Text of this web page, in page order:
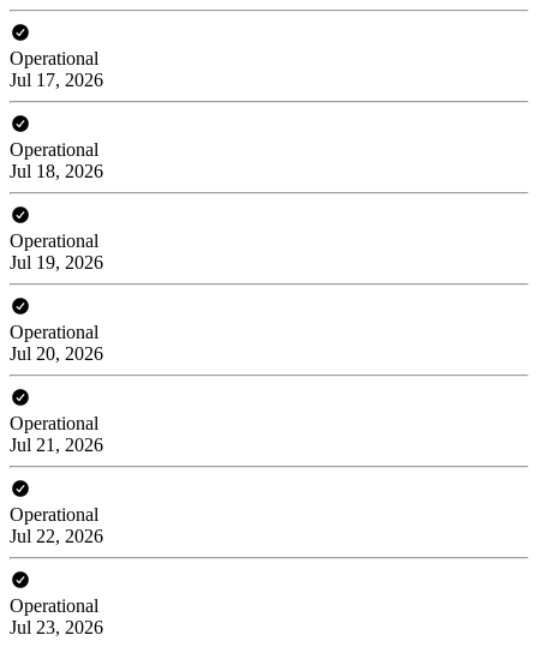
Operational
Jul 17, 2026
Operational
Jul 18, 2026
Operational
Jul 19, 2026
Operational
Jul 20, 2026
Operational
Jul 21, 2026
Operational
Jul 22, 2026
Operational
Jul 23, 2026